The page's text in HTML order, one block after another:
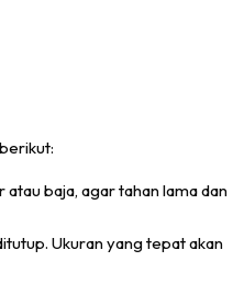
baja, agar tahan lama dan
Ukuran yang tepat akan